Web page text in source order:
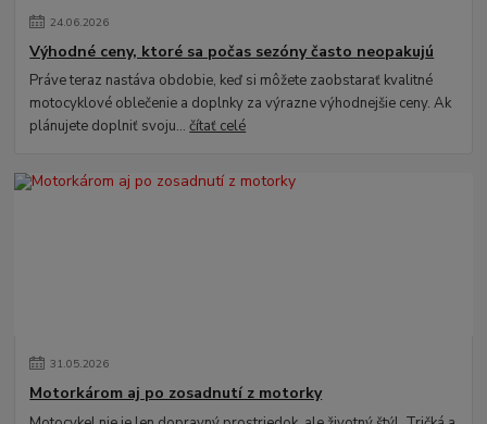
24.06.2026
Výhodné ceny, ktoré sa počas sezóny často neopakujú
Práve teraz nastáva obdobie, keď si môžete zaobstarať kvalitné
motocyklové oblečenie a doplnky za výrazne výhodnejšie ceny. Ak
plánujete doplniť svoju...čítať celé
31.05.2026
Motorkárom aj po zosadnutí z motorky